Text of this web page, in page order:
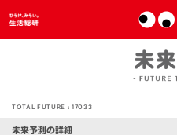
TOTAL FUTURE :17033
未来予測の詳細